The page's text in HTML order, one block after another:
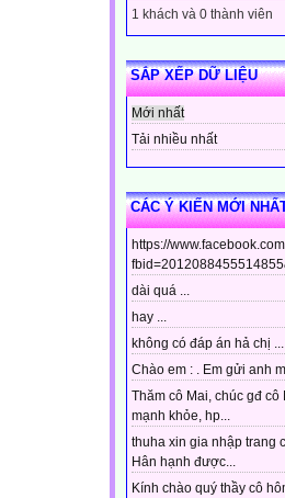
1 khách và 0 thành viên
SẮP XẾP DỮ LIỆU
Mới nhất
Tải nhiều nhất
CÁC Ý KIẾN MỚI
https://
dài quá ...
hay ...
không có đáp án hả chị ...
Chào em : . Em gửi anh
Thăm cô Mai, chúc gđ cô
mạnh khỏe, hp...
thuha xin gia nhập trang
Hân hạnh được...
Kính chào quý thầy cô